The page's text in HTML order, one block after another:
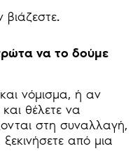
να το δούμε
νόμισμα, ή αν
θέλετε να
στη συναλλαγή,
από μια